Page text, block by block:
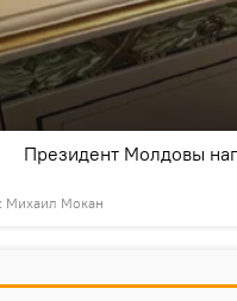
Михаил Мокан
Президент Молдовы